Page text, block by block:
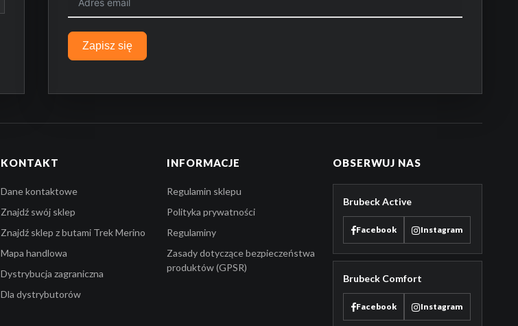
Zapisz się
KONTAKT
Dane kontaktowe
Znajdź swój sklep
Znajdź sklep z butami Trek Merino
Mapa handlowa
Dystrybucja zagraniczna
Dla dystrybutorów
INFORMACJE
Regulamin sklepu
Polityka prywatności
Regulaminy
Zasady dotyczące bezpieczeństwa
produktów (GPSR)
OBSERWUJ NAS
Brubeck Active
Facebook Instagram
Brubeck Comfort
Facebook Instagram